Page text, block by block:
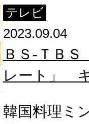
テレビ
2023.09.04
ＢＳ-ＴＢ
レート」
韓国料理ミ